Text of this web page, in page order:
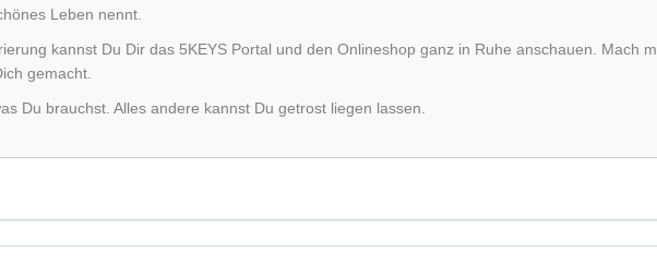
Leben nennt.
kannst Du Dir das 5KEYS Portal und den Onlineshop ganz in Ruhe anschauen. Mach
gemacht.
Du brauchst. Alles andere kannst Du getrost liegen lassen.